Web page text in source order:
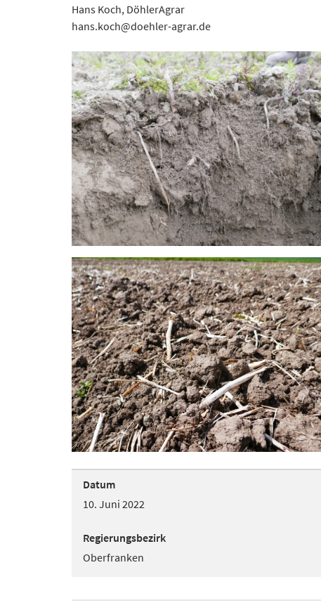
Hans Koch, DöhlerAgrar
hans.koch@doehler-agrar.de
Datum
10. Juni 2022
Regierungsbezirk
Oberfranken